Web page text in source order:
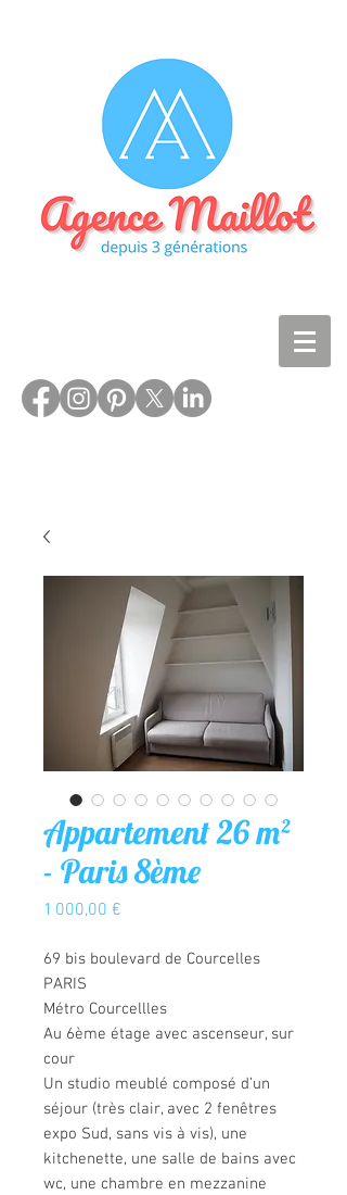
Appartement 26 m²
- Paris 8ème
1 000,00 €
69 bis boulevard de Courcelles
PARIS
Métro Courcellles
Au 6ème étage avec ascenseur, sur
cour
Un studio meublé composé d’un
séjour (très clair, avec 2 fenêtres
expo Sud, sans vis à vis), une
kitchenette, une salle de bains avec
wc, une chambre en mezzanine